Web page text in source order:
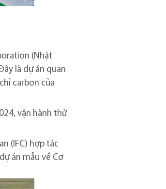
(Nhật
là dự án quan
carbon của
vận hành thử
(IFC) hợp tác
án mẫu về Cơ